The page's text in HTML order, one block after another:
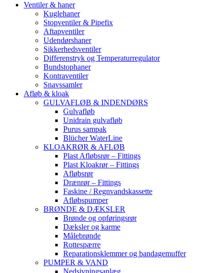
Ventiler & haner
Kuglehaner
Stopventiler & Pipefix
Aftapventiler
Udendørshaner
Sikkerhedsventiler
Differenstryk og Temperaturregulator
Bundstophaner
Kontraventiler
Snavssamler
Afløb & kloak
GULVAFLØB & INDENDØRS
Gulvafløb
Unidrain gulvafløb
Purus sampak
Blücher WaterLine
KLOAKRØR & AFLØB
Plast Afløbsrør – Fittings
Plast Kloakrør – Fittings
Afløbsrør
Drænrør – Fittings
Faskine / Regnvandskassette
Afløbspumper
BRØNDE & DÆKSLER
Brønde og opføringsrør
Dæksler og karme
Målebrønde
Rottespærre
Reparationsklemmer og bandagemuffer
PUMPER & VAND
Nedsivningsanlæg